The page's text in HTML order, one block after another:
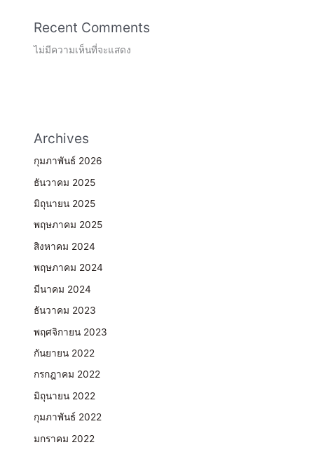
Recent Comments
ไม่มีความเห็นที่จะแสดง
Archives
กุมภาพันธ์ 2026
ธันวาคม 2025
มิถุนายน 2025
พฤษภาคม 2025
สิงหาคม 2024
พฤษภาคม 2024
มีนาคม 2024
ธันวาคม 2023
พฤศจิกายน 2023
กันยายน 2022
กรกฎาคม 2022
มิถุนายน 2022
กุมภาพันธ์ 2022
มกราคม 2022